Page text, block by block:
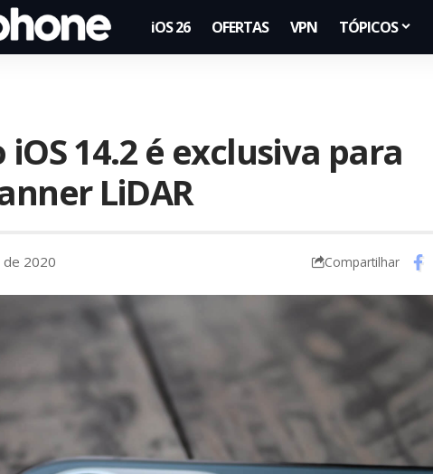
iOS 26 OFERTAS VPN TÓPICOS
14.2 é exclusiva para
LiDAR
de 2020 Compartilhar